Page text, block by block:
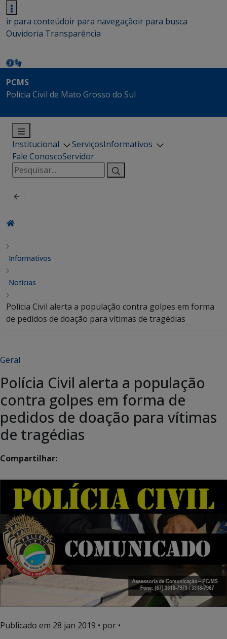
ir para conteúdoir para navegaçãoir para busca
Ouvidoria Transparência
PCMS
Polícia Civil de Mato Grosso do Sul
Institucional ServiçosInformativos
Fale ConoscoServidor
Pesquisar
por:
Informativos
Notícias
Polícia Civil alerta a população contra golpes em forma
de pedidos de doação para vítimas de tragédias
Geral
Polícia Civil alerta a população
contra golpes em forma de
pedidos de doação para vítimas
de tragédias
Compartilhar:
Publicado em 28 jan 2019 • por •